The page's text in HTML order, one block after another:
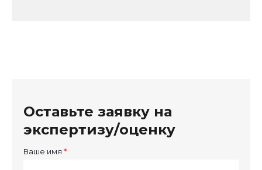
Оставьте заявку на
экспертизу/оценку
Ваше имя